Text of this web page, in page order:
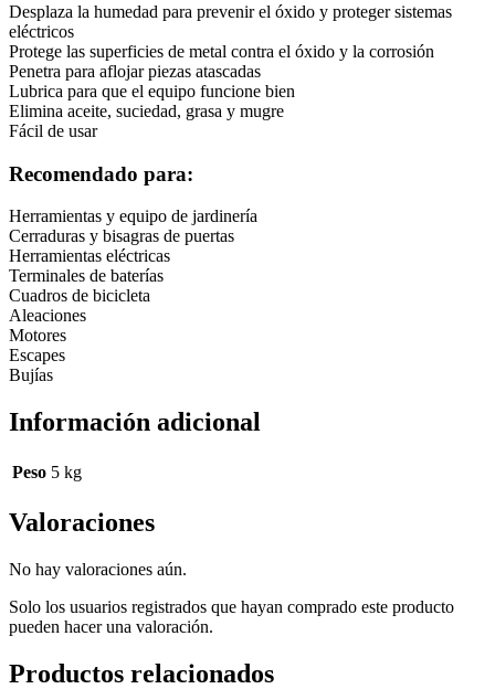
Desplaza la humedad para prevenir el óxido y proteger sistemas
eléctricos
Protege las superficies de metal contra el óxido y la corrosión
Penetra para aflojar piezas atascadas
Lubrica para que el equipo funcione bien
Elimina aceite, suciedad, grasa y mugre
Fácil de usar
Recomendado para:
Herramientas y equipo de jardinería
Cerraduras y bisagras de puertas
Herramientas eléctricas
Terminales de baterías
Cuadros de bicicleta
Aleaciones
Motores
Escapes
Bujías
Información adicional
Peso 5 kg
Valoraciones
No hay valoraciones aún.
Solo los usuarios registrados que hayan comprado este producto
pueden hacer una valoración.
Productos relacionados